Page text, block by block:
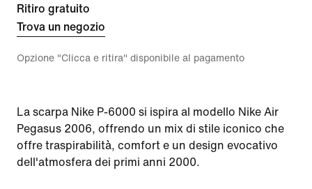
Ritiro gratuito
Trova un negozio
Opzione "Clicca e ritira" disponibile al pagamento
La scarpa Nike P-6000 si ispira al modello Nike Air
Pegasus 2006, offrendo un mix di stile iconico che
offre traspirabilità, comfort e un design evocativo
dell'atmosfera dei primi anni 2000.